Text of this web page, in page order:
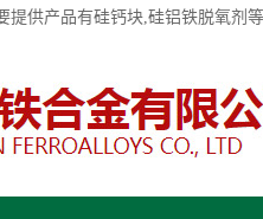
提供产品有硅钙块,硅铝铁脱氧剂